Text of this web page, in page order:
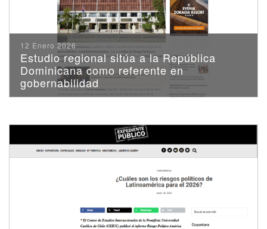
12 Enero 2026
Estudio regional sitúa a la República
Dominicana como referente en
gobernabilidad